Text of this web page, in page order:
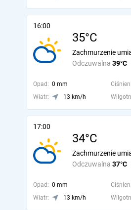
16:00
35°C
Odczuwalna 39°C
Zachmurzenie
Opad: 0 mm
Wiatr:
13 km/h
17:00
34°C
Odczuwalna 37°C
Zachmurzenie
Opad: 0 mm
Wiatr:
13 km/h